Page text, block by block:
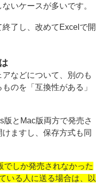
いケースが多いです。
了し、改めてExcelで開
などについて、別のも
のを「互換性がある」
とMac版両方で発売さ
ますし、保存方式も同
でしか発売されなかった
いる人に送る場合は、以